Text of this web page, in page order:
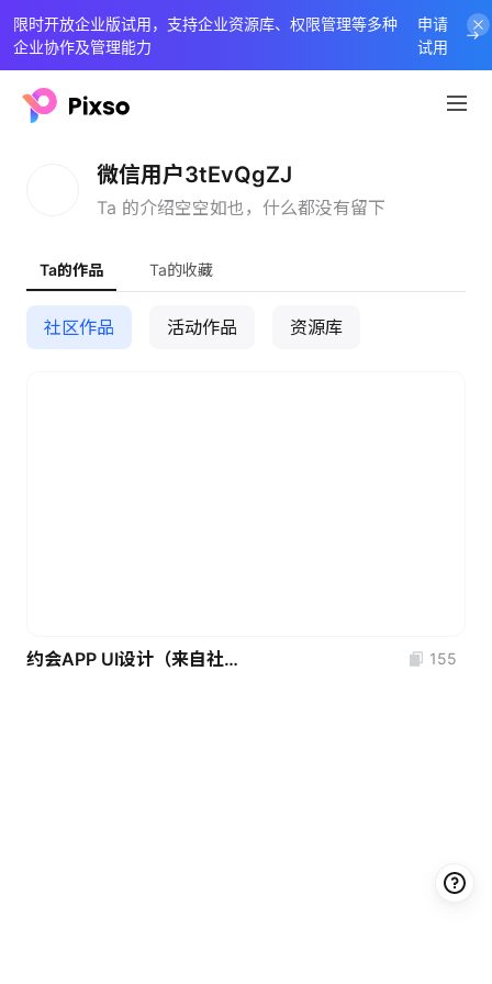
限时开放企业版试用，支持企业资源库、权限管理等多种
企业协作及管理能力
申请
试用
微信用户3tEvQgZJ
Ta 的介绍空空如也，什么都没有留下
Ta的作品 Ta的收藏
社区作品 活动作品 资源库
约会APP UI设计（来自社区） 155